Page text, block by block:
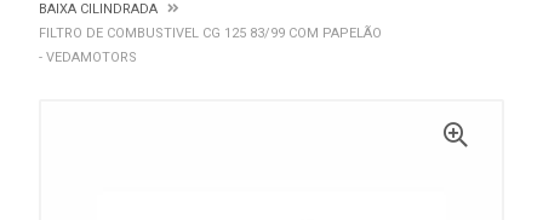
BAIXA CILINDRADA
FILTRO DE COMBUSTIVEL CG 125 83/99 COM PAPELÃO
- VEDAMOTORS